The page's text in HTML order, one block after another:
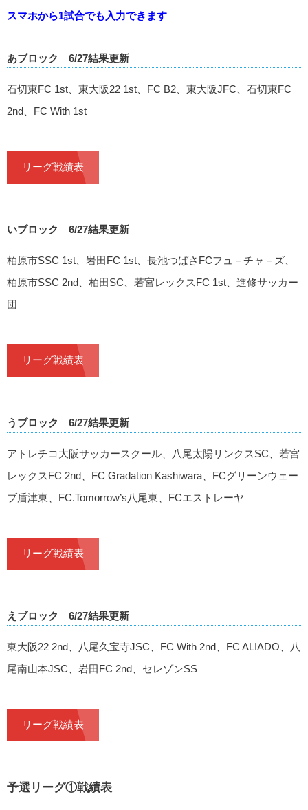
スマホから1試合でも入力できます
あブロック 6/27結果更新
石切東FC 1st、東大阪22 1st、FC B2、東大阪JFC、石切東FC
2nd、FC With 1st
リーグ戦績表
いブロック 6/27結果更新
柏原市SSC 1st、岩田FC 1st、長池つばさFCフュ－チャ－ズ、
柏原市SSC 2nd、柏田SC、若宮レックスFC 1st、進修サッカー
団
リーグ戦績表
うブロック 6/27結果更新
アトレチコ大阪サッカースクール、八尾太陽リンクスSC、若宮
レックスFC 2nd、FC Gradation Kashiwara、FCグリーンウェー
ブ盾津東、FC.Tomorrow’s八尾東、FCエストレーヤ
リーグ戦績表
えブロック 6/27結果更新
東大阪22 2nd、八尾久宝寺JSC、FC With 2nd、FC ALIADO、八
尾南山本JSC、岩田FC 2nd、セレゾンSS
リーグ戦績表
予選リーグ①戦績表